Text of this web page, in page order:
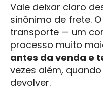
Vale deixar claro
sinônimo de frete.
transporte — um
processo muito
antes da venda e
vezes além,
devolver.